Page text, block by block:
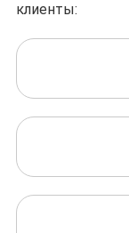
клиенты: